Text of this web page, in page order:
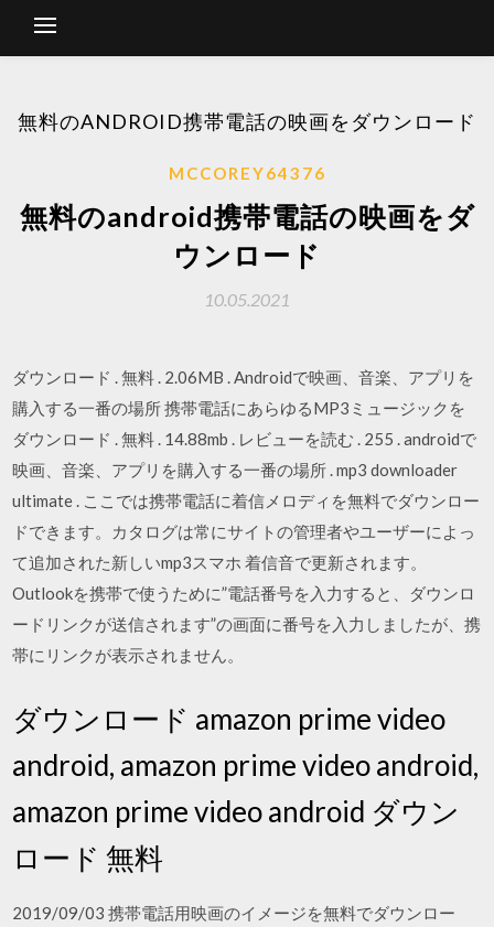
無料のANDROID携帯電話の映画をダウンロード
MCCOREY64376
無料のandroid携帯電話の映画をダ
ウンロード
10.05.2021
ダウンロード . 無料 . 2.06MB . Androidで映画、音楽、アプリを
購入する一番の場所 携帯電話にあらゆるMP3ミュージックを
ダウンロード . 無料 . 14.88mb . レビューを読む . 255 . androidで
映画、音楽、アプリを購入する一番の場所 . mp3 downloader
ultimate . ここでは携帯電話に着信メロディを無料でダウンロー
ドできます。カタログは常にサイトの管理者やユーザーによっ
て追加された新しいmp3スマホ 着信音で更新されます。
Outlookを携帯で使うために”電話番号を入力すると、ダウンロ
ードリンクが送信されます”の画面に番号を入力しましたが、携
帯にリンクが表示されません。
ダウンロード amazon prime video
android, amazon prime video android,
amazon prime video android ダウン
ロード 無料
2019/09/03 携帯電話用映画のイメージを無料でダウンロー